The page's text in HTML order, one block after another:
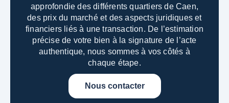
approfondie des différents quartiers de Caen,
des prix du marché et des aspects juridiques et
financiers liés à une transaction. De l’estimation
précise de votre bien à la signature de l’acte
authentique, nous sommes à vos côtés à
chaque étape.
Nous contacter